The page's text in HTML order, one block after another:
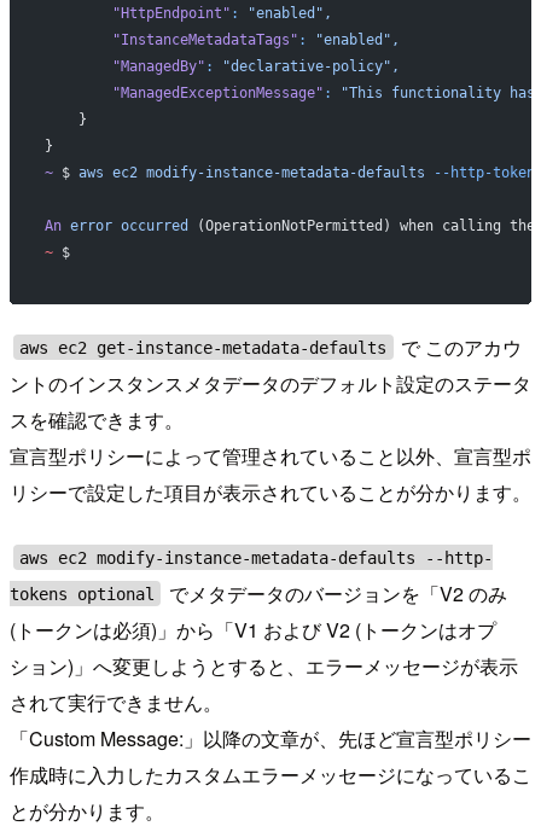
        "HttpEndpoint"
:
"enabled",
        "InstanceMetadataTags"
:
"enabled",
        "ManagedBy"
:
"declarative-policy",
        "ManagedExceptionMessage"
:
"This functionality has
    }
}
~ $ aws ec2 modify-instance-metadata-defaults --http-
An error occurred
(OperationNotPermitted) when calling
~ $
aws ec2 get-instance-metadata-defaults
で このアカウ
ントのインスタンスメタデータのデフォルト設定のステータ
スを確認できます。
宣言型ポリシーによって管理されていること以外、宣言型ポ
リシーで設定した項目が表示されていることが分かります。
aws ec2 modify-instance-metadata-defaults --http-
tokens optional
でメタデータのバージョンを「V2 のみ
(トークンは必須)」から「V1 および V2 (トークンはオプ
ション)」へ変更しようとすると、エラーメッセージが表示
されて実行できません。
「Custom Message:」以降の文章が、先ほど宣言型ポリシー
作成時に入力したカスタムエラーメッセージになっているこ
とが分かります。